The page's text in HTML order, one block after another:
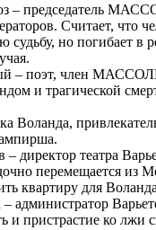
– председатель
Считает, что
судьбу, но погибает в
– поэт, член
и трагической
Воланда,
директор театра
перемещается из
квартиру для
администратор
и пристрастие ко лжи